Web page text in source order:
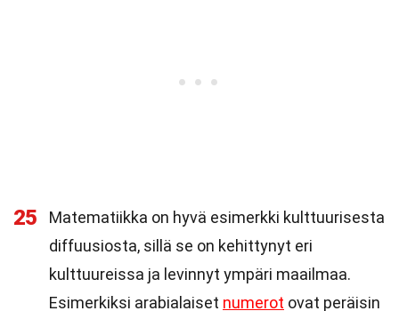
25
Matematiikka on hyvä esimerkki kulttuurisesta
diffuusiosta, sillä se on kehittynyt eri
kulttuureissa ja levinnyt ympäri maailmaa.
Esimerkiksi arabialaiset numerot ovat peräisin